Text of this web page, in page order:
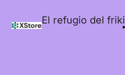
El refugio del friki